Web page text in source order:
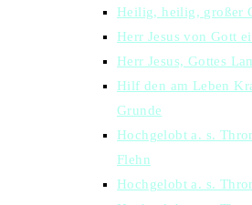
Heilig, heilig, großer
Herr Jesus von Gott
Herr Jesus, Gottes
Hilf den am Leben
Grunde
Hochgelobt a. s.
Flehn
Hochgelobt a. s.